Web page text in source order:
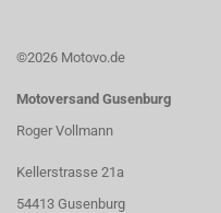
©2026 Motovo.de
Motoversand Gusenburg
Roger Vollmann
Kellerstrasse 21a
54413 Gusenburg